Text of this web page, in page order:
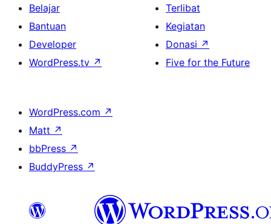
Belajar
Bantuan
Developer
WordPress.tv ↗
Terlibat
Kegiatan
Donasi ↗
Five for the Future
WordPress.com ↗
Matt ↗
bbPress ↗
BuddyPress ↗